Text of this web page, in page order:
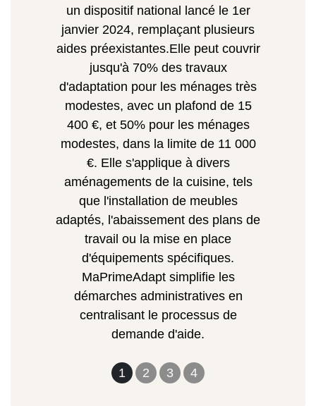
1 2 3 4
un dispositif national lancé le 1er
janvier 2024, remplaçant plusieurs
aides préexistantes.Elle peut couvrir
jusqu'à 70% des travaux
d'adaptation pour les ménages très
modestes, avec un plafond de 15
400 €, et 50% pour les ménages
modestes, dans la limite de 11 000
€. Elle s'applique à divers
aménagements de la cuisine, tels
que l'installation de meubles
adaptés, l'abaissement des plans de
travail ou la mise en place
d'équipements spécifiques.
MaPrimeAdapt simplifie les
démarches administratives en
centralisant le processus de
demande d'aide.